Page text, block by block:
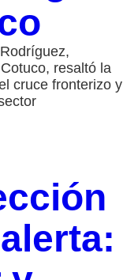
resaltó la
cruce fronterizo y